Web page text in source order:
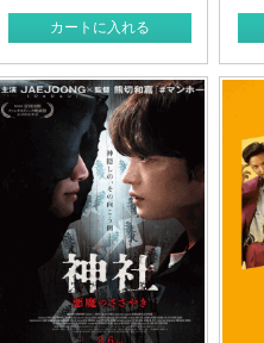
カートに入れる